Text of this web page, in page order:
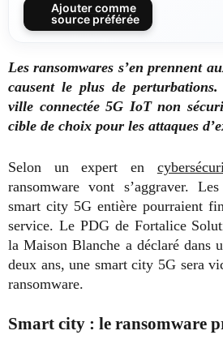
Ajouter comme
source préférée
Les ransomwares s’en prennent
causent le plus de
ville connectée 5G IoT non
cible de choix pour les attaques
Selon un expert en
ransomware vont s’aggraver.
smart city 5G entière pourraient
service. Le PDG de Fortalice
la Maison Blanche a déclaré dans
deux ans, une smart city 5G sera
ransomware.
Smart city : le ransomware